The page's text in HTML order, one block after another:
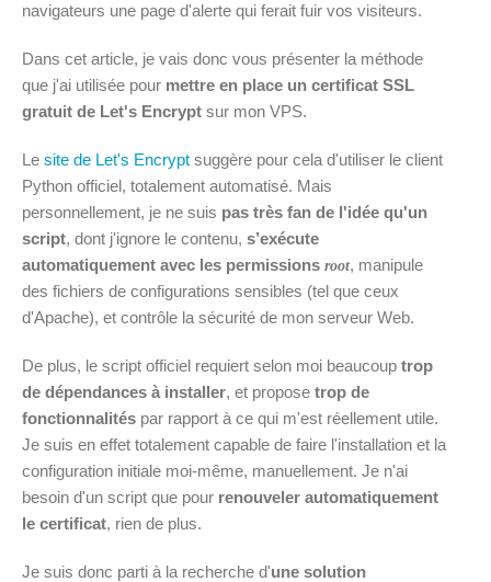
navigateurs une page d'alerte qui ferait fuir vos visiteurs.
Dans cet article, je vais donc vous présenter la méthode
que j'ai utilisée pour mettre en place un certificat SSL
gratuit de Let's Encrypt sur mon VPS.
Le site de Let's Encrypt suggère pour cela d'utiliser le client
Python officiel, totalement automatisé. Mais
personnellement, je ne suis pas très fan de l'idée qu'un
script, dont j'ignore le contenu, s’exécute
automatiquement avec les permissions root, manipule
des fichiers de configurations sensibles (tel que ceux
d'Apache), et contrôle la sécurité de mon serveur Web.
De plus, le script officiel requiert selon moi beaucoup trop
de dépendances à installer, et propose trop de
fonctionnalités par rapport à ce qui m'est réellement utile.
Je suis en effet totalement capable de faire l'installation et la
configuration initiale moi-même, manuellement. Je n'ai
besoin d'un script que pour renouveler automatiquement
le certificat, rien de plus.
Je suis donc parti à la recherche d'une solution